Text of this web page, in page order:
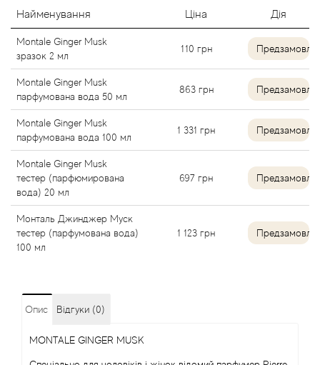
Найменування Ціна Дія
Montale Ginger Musk
зразок 2 мл
110 грн
Montale Ginger Musk
парфумована вода 50 мл
863 грн
Montale Ginger Musk
парфумована вода 100 мл
1 331 грн
Montale Ginger Musk
тестер (парфюмирована
вода) 20 мл
697 грн
Монталь Джинджер Муск
тестер (парфумована вода)
100 мл
1 123 грн
Опис Відгуки (0)
MONTALE GINGER MUSK
Ajmal
Al Haramain
Al Jazeera
Alaia Paris
Alexander McQueen
Alexandre J